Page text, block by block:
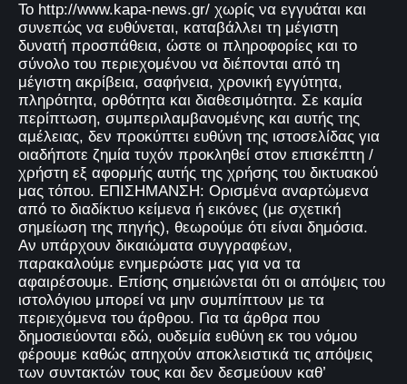
Το http://www.kapa-news.gr/ χωρίς να εγγυάται και
συνεπώς να ευθύνεται, καταβάλλει τη μέγιστη
δυνατή προσπάθεια, ώστε οι πληροφορίες και το
σύνολο του περιεχομένου να διέπονται από τη
μέγιστη ακρίβεια, σαφήνεια, χρονική εγγύτητα,
πληρότητα, ορθότητα και διαθεσιμότητα. Σε καμία
περίπτωση, συμπεριλαμβανομένης και αυτής της
αμέλειας, δεν προκύπτει ευθύνη της ιστοσελίδας για
οιαδήποτε ζημία τυχόν προκληθεί στον επισκέπτη /
χρήστη εξ αφορμής αυτής της χρήσης του δικτυακού
μας τόπου. ΕΠΙΣΗΜΑΝΣΗ: Ορισμένα αναρτώμενα
από το διαδίκτυο κείμενα ή εικόνες (με σχετική
σημείωση της πηγής), θεωρούμε ότι είναι δημόσια.
Αν υπάρχουν δικαιώματα συγγραφέων,
παρακαλούμε ενημερώστε μας για να τα
αφαιρέσουμε. Επίσης σημειώνεται ότι οι απόψεις του
ιστολόγιου μπορεί να μην συμπίπτουν με τα
περιεχόμενα του άρθρου. Για τα άρθρα που
δημοσιεύονται εδώ, ουδεμία ευθύνη εκ του νόμου
φέρουμε καθώς απηχούν αποκλειστικά τις απόψεις
των συντακτών τους και δεν δεσμεύουν καθ’